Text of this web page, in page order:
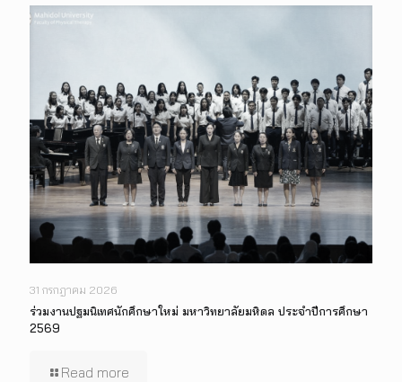
31 กรกฎาคม 2026
ร่วมงานปฐมนิเทศนักศึกษาใหม่ มหาวิทยาลัยมหิดล ประจำปีการศึกษา
2569
Read more